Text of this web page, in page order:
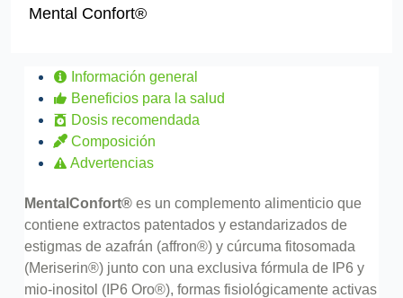
Mental Confort®
Información general
Beneficios para la salud
Dosis recomendada
Composición
Advertencias
MentalConfort® es un complemento alimenticio que
contiene extractos patentados y estandarizados de
estigmas de azafrán (affron®) y cúrcuma fitosomada
(Meriserin®) junto con una exclusiva fórmula de IP6 y
mio-inositol (IP6 Oro®), formas fisiológicamente activas